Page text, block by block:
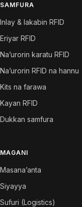
SAMFURA
Inlay & lakabin RFID
Eriyar RFID
Na’urorin karatu RFID
Na’urorin RFID na hannu
Kits na farawa
Kayan RFID
Dukkan samfura
MAGANI
Masana’anta
Siyayya
Sufuri (Logistics)